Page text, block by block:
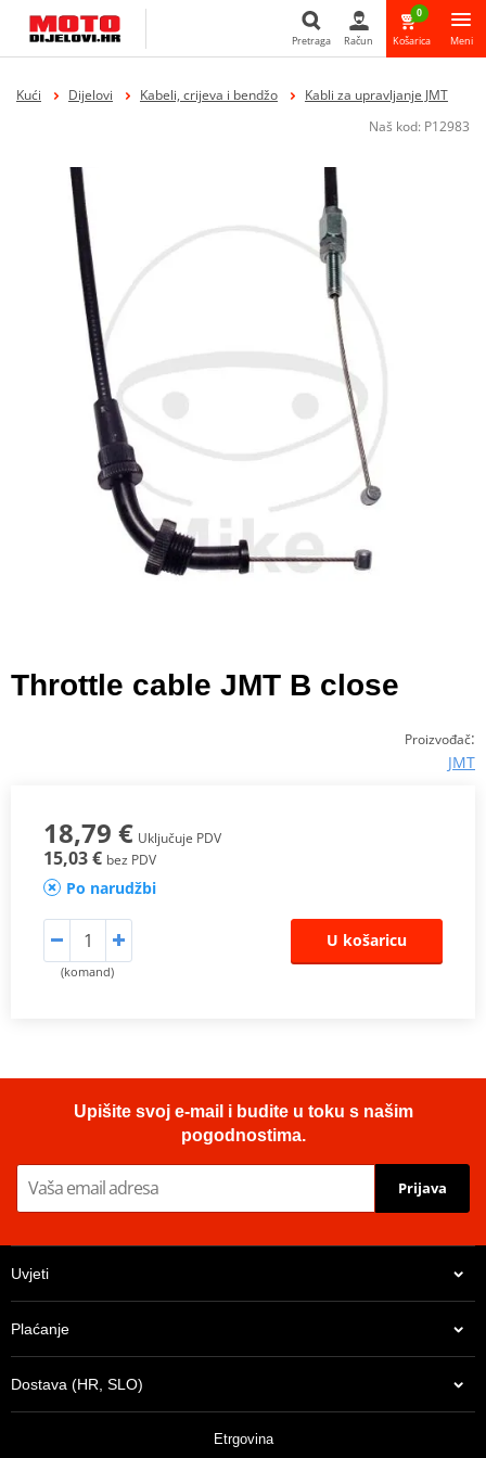
Pretraga
Pretraga Račun
0
Košarica Meni
Kući Dijelovi Kabeli, crijeva i bendžo
Kabli za upravljanje JMT
Naš kod: P12983
Throttle cable JMT B close
Proizvođač:
JMT
18,79 € Uključuje PDV
15,03 € bez PDV
Po narudžbi
(komand)
U košaricu
Upišite svoj e-mail i budite u toku s našim
pogodnostima.
Prijava
Uvjeti
Plaćanje
Dostava (HR, SLO)
Etrgovina